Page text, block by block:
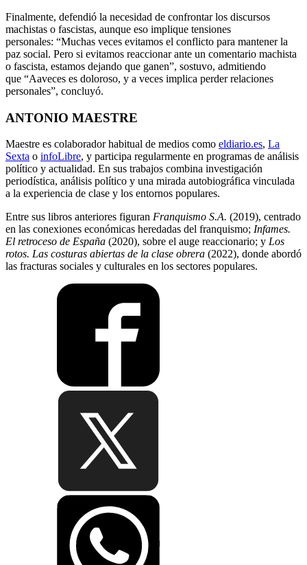
Finalmente, defendió la necesidad de confrontar los discursos
machistas o fascistas, aunque eso implique tensiones
personales: “Muchas veces evitamos el conflicto para mantener la
paz social. Pero si evitamos reaccionar ante un comentario machista
o fascista, estamos dejando que ganen”, sostuvo, admitiendo
que “Aaveces es doloroso, y a veces implica perder relaciones
personales”, concluyó.
ANTONIO MAESTRE
Maestre es colaborador habitual de medios como eldiario.es, La
Sexta o infoLibre, y participa regularmente en programas de análisis
político y actualidad. En sus trabajos combina investigación
periodística, análisis político y una mirada autobiográfica vinculada
a la experiencia de clase y los entornos populares.
Entre sus libros anteriores figuran Franquismo S.A. (2019), centrado
en las conexiones económicas heredadas del franquismo; Infames.
El retroceso de España (2020), sobre el auge reaccionario; y Los
rotos. Las costuras abiertas de la clase obrera (2022), donde abordó
las fracturas sociales y culturales en los sectores populares.